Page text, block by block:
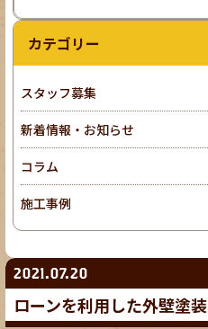
2021.07.20
ローンを利用した外壁塗装
カテゴリー
スタッフ募集
新着情報・お知らせ
コラム
施工事例